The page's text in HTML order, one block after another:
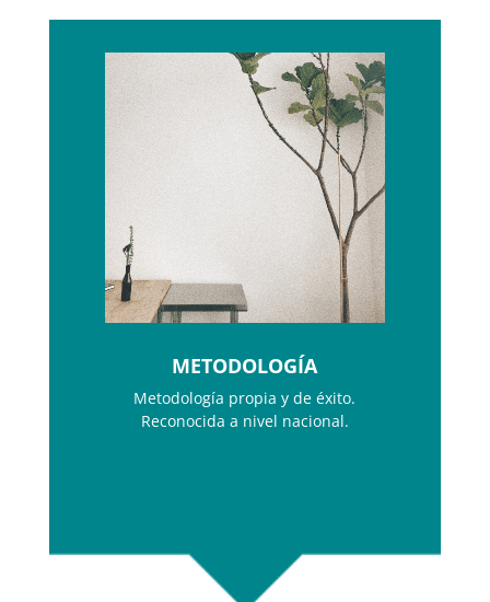
METODOLOGÍA
Metodología propia y de éxito.
Reconocida a nivel nacional.